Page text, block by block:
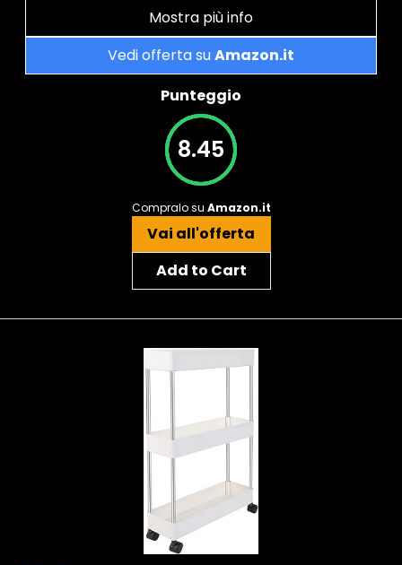
Mostra più info
Vedi offerta suAmazon.it
Punteggio
8.45
Compralo su Amazon.it
Vai all'offerta
Add to Cart